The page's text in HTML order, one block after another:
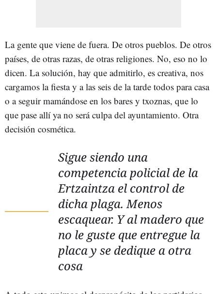
La gente que viene de fuera. De otros pueblos. De otros
países, de otras razas, de otras religiones. No, eso no lo
dicen. La solución, hay que admitirlo, es creativa, nos
cargamos la fiesta y a las seis de la tarde todos para casa
o a seguir mamándose en los bares y txoznas, que lo
que pase allí ya no será culpa del ayuntamiento. Otra
decisión cosmética.
Sigue siendo una
competencia policial de la
Ertzaintza el control de
dicha plaga. Menos
escaquear. Y al madero que
no le guste que entregue la
placa y se dedique a otra
cosa